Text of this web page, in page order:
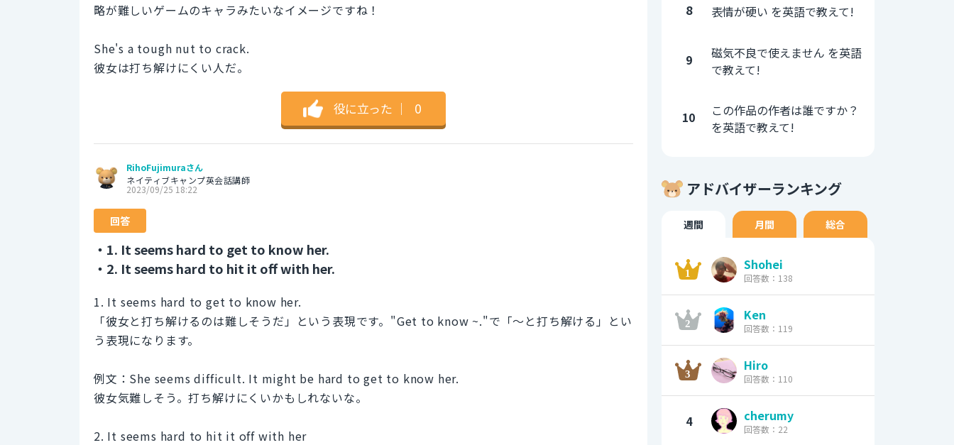
略が難しいゲームのキャラみたいなイメージですね！
She's a tough nut to crack.
彼女は打ち解けにくい人だ。
役に立った ｜ 0
RihoFujimuraさん
ネイティブキャンプ英会話講師
2023/09/25 18:22
回答
・1. It seems hard to get to know her.
・2. It seems hard to hit it off with her.
1. It seems hard to get to know her.
「彼女と打ち解けるのは難しそうだ」という表現です。"Get to know ~."で「～と打ち解ける」とい
う表現になります。
例文：She seems difficult. It might be hard to get to know her.
彼女気難しそう。打ち解けにくいかもしれないな。
2. It seems hard to hit it off with her
8 表情が硬い を英語で教えて!
9
磁気不良で使えません を英語
で教えて!
10
この作品の作者は誰ですか？
を英語で教えて!
アドバイザーランキング
週間 月間 総合
Shohei
回答数：138
Ken
回答数：119
Hiro
回答数：110
4 cherumy
回答数：22